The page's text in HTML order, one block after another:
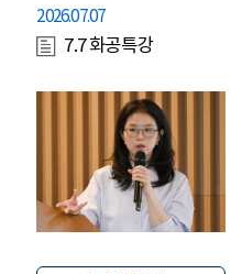
2026.07.07
7.7 화공특강